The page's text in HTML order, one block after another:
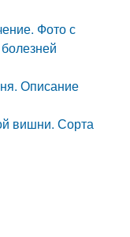
Фото с
Описание
вишни. Сорта